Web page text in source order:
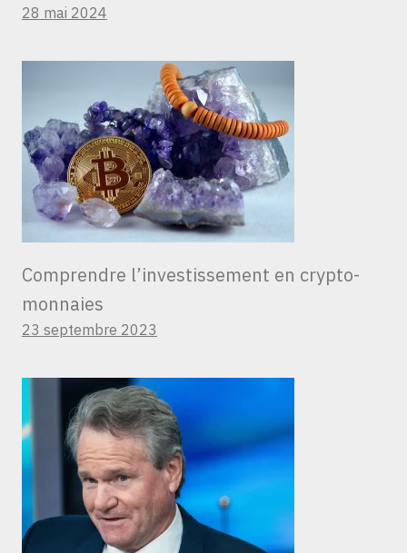
28 mai 2024
Comprendre l’investissement en crypto-
monnaies
23 septembre 2023